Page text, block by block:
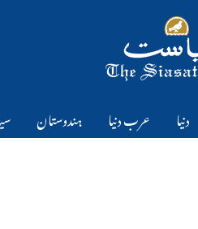
دنیا عرب دنیا ہندوستان